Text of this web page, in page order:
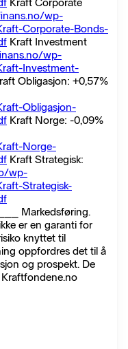
wp-
Corporate-Bonds-
Kraft Investment
wp-
Investment-
Obligasjon: +0,57%
Obligasjon-
Kraft Norge: -0,09%
Norge-
Kraft Strategisk:
wp-
Strategisk-
Markedsføring.
er en garanti for
knyttet til
oppfordres det til å
og prospekt. De